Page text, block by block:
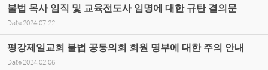
불법 목사 임직 및 교육전도사 임명에 대한 규탄 결의문
Date 2024.07.22
평강제일교회 불법 공동의회 회원 명부에 대한 주의 안내
Date 2024.02.06